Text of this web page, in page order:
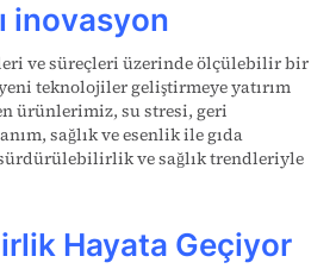
inovasyon
ve süreçleri üzerinde ölçülebilir bir
teknolojiler geliştirmeye yatırım
ürünlerimiz, su stresi, geri
sağlık ve esenlik ile gıda
ve sağlık trendleriyle
Hayata Geçiyor